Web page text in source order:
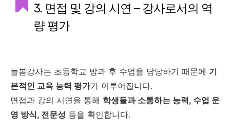
3. 면접 및 강의 시연 – 강사로서의 역
량 평가
늘봄강사는 초등학교 방과 후 수업을 담당하기 때문에 기
본적인 교육 능력 평가가 이루어집니다.
면접과 강의 시연을 통해 학생들과 소통하는 능력, 수업 운
영 방식, 전문성 등을 확인합니다.